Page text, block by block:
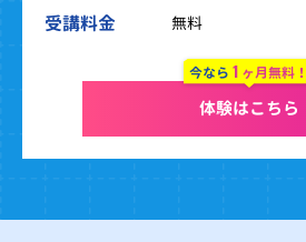
受講料金 無料
今なら1 ヶ月無料！
体験はこちら